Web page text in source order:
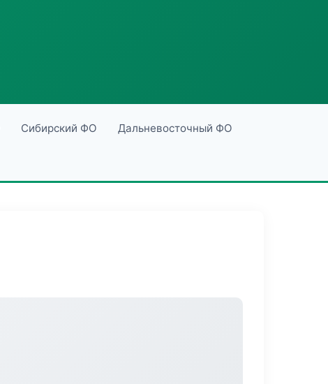
Сибирский ФО Дальневосточный ФО